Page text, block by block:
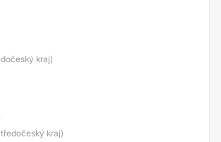
kraj)
kraj)